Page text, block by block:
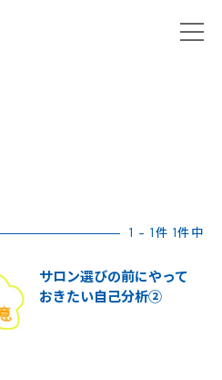
1 - 1件 1件中
サロン選びの前にやって
おきたい自己分析②